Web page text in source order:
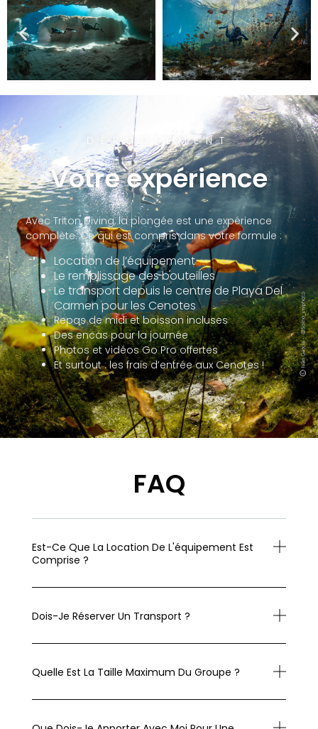
DÉROULEMENT
Votre expérience
Avec Triton Diving, la plongée est une expérience
complète. Ce qui est compris dans votre formule :
Location de l’équipement
Le remplissage des bouteilles
Le transport depuis le centre de Playa Del
Carmen pour les Cenotes
Repas de midi et boisson incluses
Des encas pour la journée
Photos et vidéos Go Pro offertes
Et surtout : les frais d’entrée aux Cenotes !
FAQ
Est-Ce Que La Location De L'équipement Est
Comprise ?
Dois-Je Réserver Un Transport ?
Quelle Est La Taille Maximum Du Groupe ?